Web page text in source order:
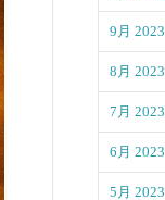
9月 2023
8月 2023
7月 2023
6月 2023
5月 2023